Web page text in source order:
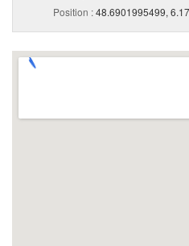
Position :48.6901995499,